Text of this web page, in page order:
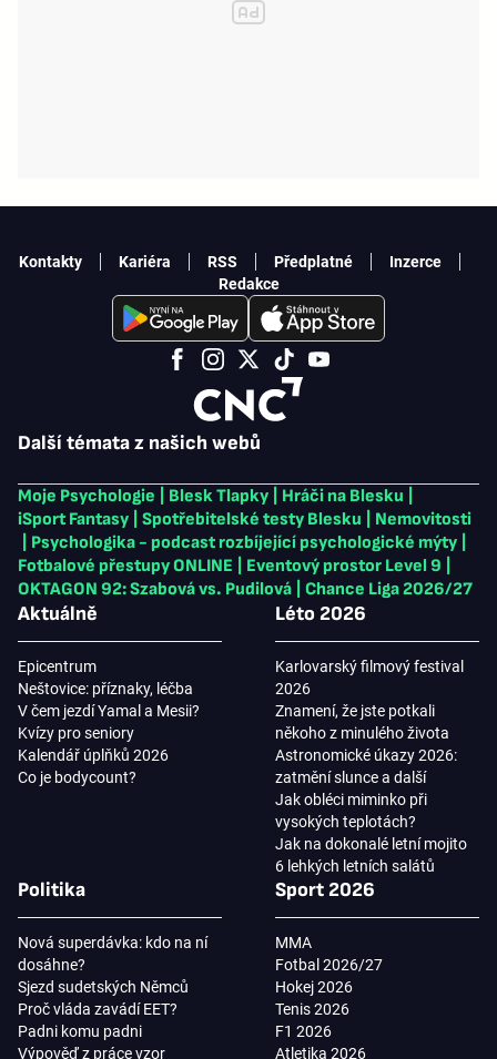
Další témata z našich webů
Moje Psychologie Blesk Tlapky Hráči na Blesku
iSport Fantasy
Spotřebitelské testy Blesku
Nemovitosti
Psychologika - podcast rozbíjející psychologické mýty
Fotbalové přestupy ONLINE
Eventový prostor Level 9
OKTAGON 92: Szabová vs. Pudilová
Chance Liga 2026/27
Aktuálně
Epicentrum
Neštovice: příznaky, léčba
V čem jezdí Yamal a Mesii?
Kvízy pro seniory
Kalendář úplňků 2026
Co je bodycount?
Léto 2026
Karlovarský filmový festival
2026
Znamení, že jste potkali
někoho z minulého života
Astronomické úkazy 2026:
zatmění slunce a další
Jak obléci miminko při
vysokých teplotách?
Jak na dokonalé letní mojito
6 lehkých letních salátů
Politika
Nová superdávka: kdo na ní
dosáhne?
Sjezd sudetských Němců
Proč vláda zavádí EET?
Padni komu padni
Výpověď z práce vzor
Sport 2026
MMA
Fotbal 2026/27
Hokej 2026
Tenis 2026
F1 2026
Atletika 2026
Kontakty Kariéra RSS Předplatné
Inzerce
Redakce